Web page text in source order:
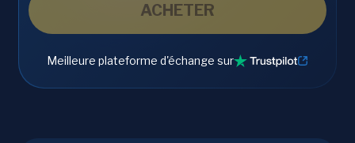
ACHETER
Meilleure plateforme d'échange sur